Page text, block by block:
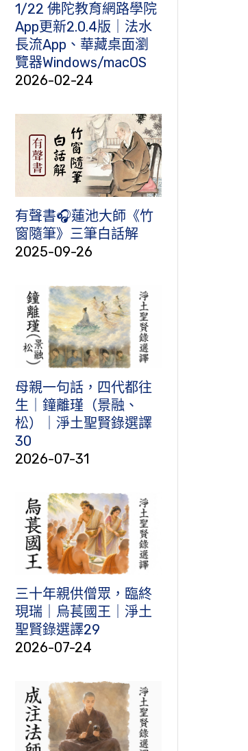
1/22 佛陀教育網路學院
App更新2.0.4版｜法水
長流App、華藏桌面瀏
覽器Windows/macOS
2026-02-24
有聲書🎧蓮池大師《竹
窗隨筆》三筆白話解
2025-09-26
母親一句話，四代都往
生｜鐘離瑾（景融、
松）｜淨土聖賢錄選譯
30
2026-07-31
三十年親供僧眾，臨終
現瑞｜烏萇國王｜淨土
聖賢錄選譯29
2026-07-24